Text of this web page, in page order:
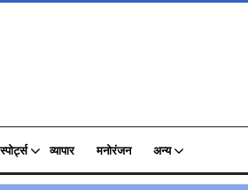
स्पोर्ट्स व्यापार मनोरंजन अन्य